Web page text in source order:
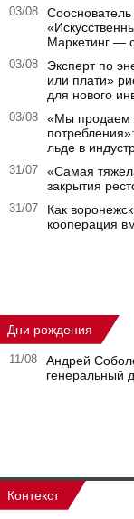
03/08
Маркетинг —
03/08
Эксперт по
или плати»
для нового
03/08
«Мы продаем
льде в
31/07
«Самая
закрытия
31/07
Как
кооперация
Дни рождения
11/08
Андрей
генеральный
Контекст